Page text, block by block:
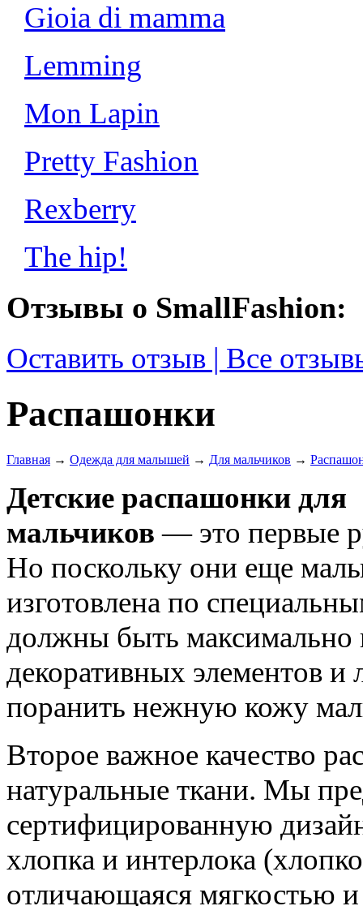
Gioia di mamma
Lemming
Mon Lapin
Pretty Fashion
Rexberry
The hip!
Отзывы о SmallFashion:
Оставить отзыв | Все
Распашонки
Главная → Одежда для малышей → Для мальчиков →
Детские распашонки для
мальчиков — это первые
Но поскольку они еще
изготовлена по
должны быть
декоративных элементов
поранить нежную кожу
Второе важное качество
натуральные ткани. Мы
сертифицированную
хлопка и интерлока
отличающаяся мягкостью